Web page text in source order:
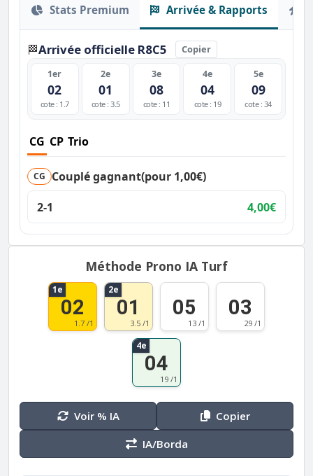
Stats Premium Arrivée & Rapports
🏁Arrivée officielle R8C5 Copier
1er
02
cote : 1.7
2e
01
cote : 3.5
3e
08
cote : 11
4e
04
cote : 19
5e
09
cote : 34
CG CP Trio
CG Couplé gagnant(pour 1,00€)
2-1
4,00€
Méthode Prono IA Turf
1e
02
1.7 /1
2e
01
3.5 /1
05
13 /1
03
29 /1
4e
04
19 /1
Voir % IA
Copier
IA/Borda